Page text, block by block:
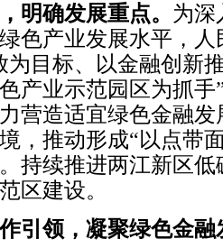
明确发展重点。 为深
色产业发展水平，
为目标、以金融创新
产业示范园区为抓手
营造适宜绿色金融
，推动形成“以点带
持续推进两江新区
区建设。
作引领，凝聚绿色金